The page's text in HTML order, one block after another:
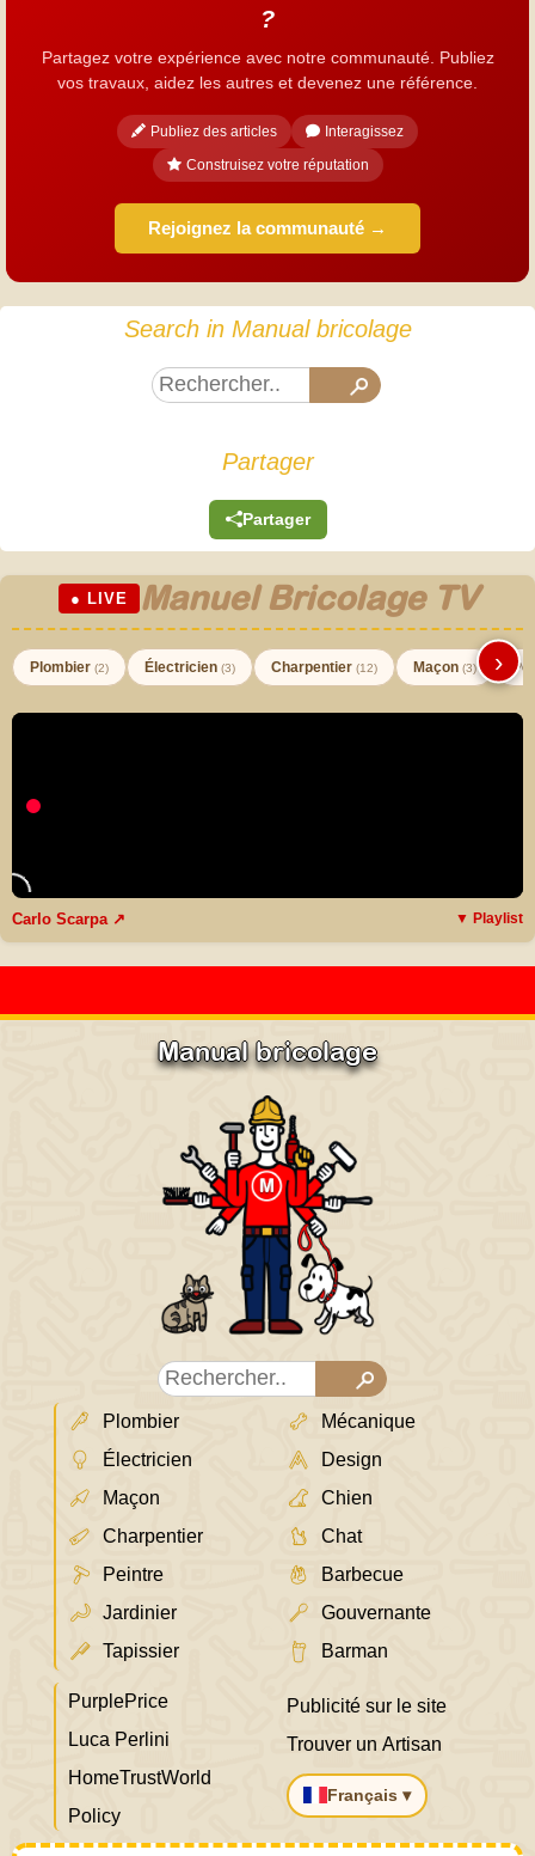
?
Partagez votre expérience avec notre communauté. Publiez
vos travaux, aidez les autres et devenez une référence.
Publiez des articles
Interagissez
Construisez votre réputation
Rejoignez la communauté →
Search in Manual bricolage
Partager
Partager
● LIVE Manuel Bricolage TV
Plombier (2) Électricien (3) Charpentier (12) Maçon (3) ›
Carlo Scarpa ↗ ▼ Playlist
Manual bricolage
Plombier
Électricien
Maçon
Charpentier
Peintre
Jardinier
Tapissier
Mécanique
Design
Chien
Chat
Barbecue
Gouvernante
Barman
PurplePrice
Luca Perlini
HomeTrustWorld
Policy
Publicité sur le site
Trouver un Artisan
Français ▾